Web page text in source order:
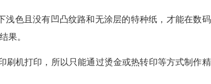
色且没有凹凸纹路和无涂层的特种纸，才能在数
果。
刷机打印，所以只能通过烫金或热转印等方式制作